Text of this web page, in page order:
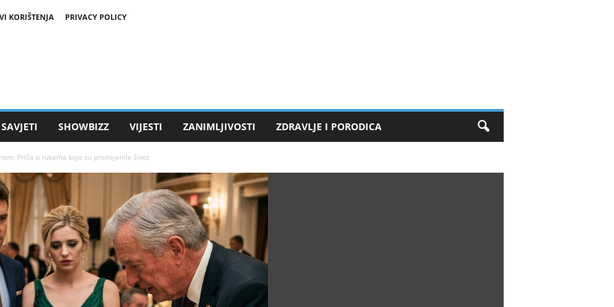
KORIŠTENJA
PRIVACY POLICY
SAVJETI SHOWBIZZ VIJESTI ZANIMLJIVOSTI ZDRAVLJE I PORODICA
Priča o rukama koje su promijenile život